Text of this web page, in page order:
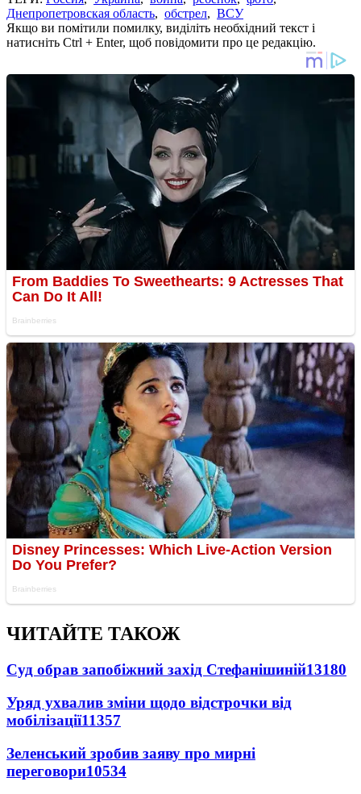
Днепропетровская область, обстрел, ВСУ
Якщо ви помітили помилку, виділіть необхідний текст і
натисніть Ctrl + Enter, щоб повідомити про це редакцію.
ЧИТАЙТЕ ТАКОЖ
Суд обрав запобіжний захід Стефанішиній13180
Уряд ухвалив зміни щодо відстрочки від
мобілізації11357
Зеленський зробив заяву про мирні
переговори10534